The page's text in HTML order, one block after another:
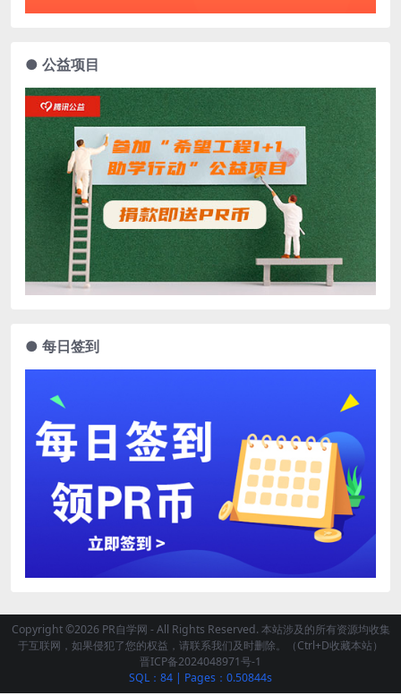
● 公益项目
● 每日签到
Copyright ©2026 PR自学网 - All Rights Reserved. 本站涉及的所有资源均收集
于互联网，如果侵犯了您的权益，请联系我们及时删除。（Ctrl+D收藏本站）
晋ICP备2024048971号-1
SQL：84 | Pages：0.50844s